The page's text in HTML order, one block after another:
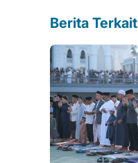
Berita Terkait